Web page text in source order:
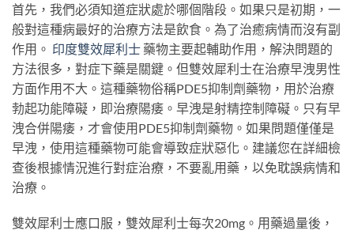
首先，我們必須知道症狀處於哪個階段。如果只是初期，一
般對這種病最好的治療方法是飲食。為了治癒病情而沒有副
作用。 印度雙效犀利士 藥物主要起輔助作用，解決問題的
方法很多，對症下藥是關鍵。但雙效犀利士在治療早洩男性
方面作用不大。這種藥物俗稱PDE5抑制劑藥物，用於治療
勃起功能障礙，即治療陽痿。早洩是射精控制障礙。只有早
洩合併陽痿，才會使用PDE5抑制劑藥物。如果問題僅僅是
早洩，使用這種藥物可能會導致症狀惡化。建議您在詳細檢
查後根據情況進行對症治療，不要亂用藥，以免耽誤病情和
治療。
雙效犀利士應口服，雙效犀利士每次20mg。用藥過量後，